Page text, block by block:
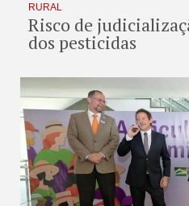
RURAL
Risco de
dos pesticidas